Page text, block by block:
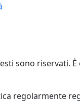
sono riservati.
regolarmente